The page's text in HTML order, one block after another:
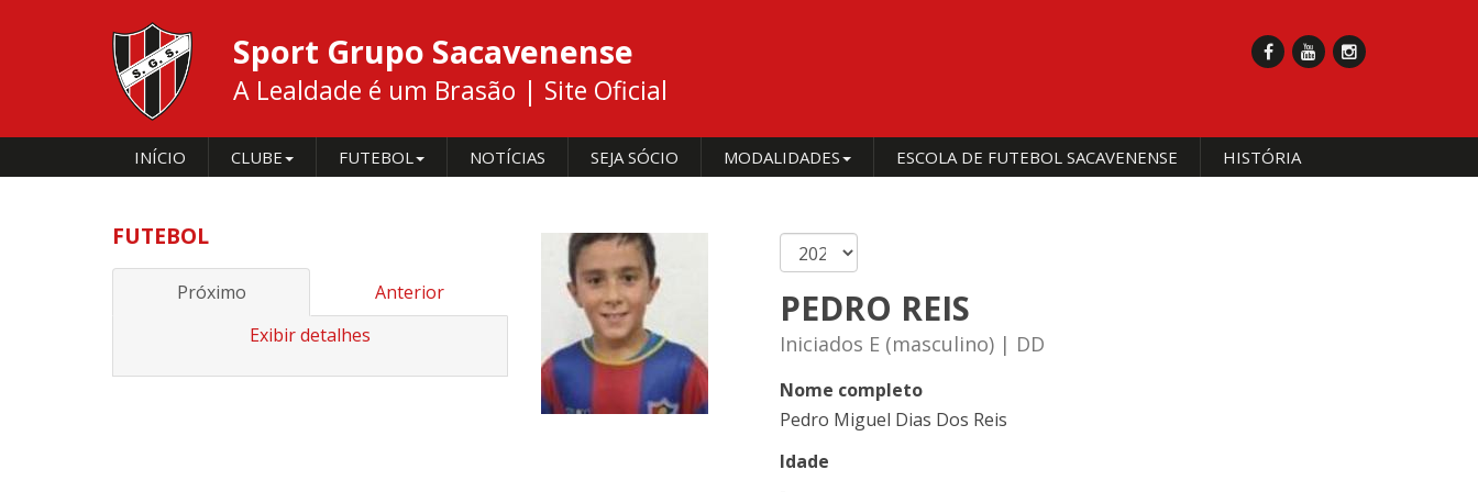
Sport Grupo Sacavenense
A Lealdade é um Brasão | Site Oficial
INÍCIO CLUBE FUTEBOL NOTÍCIAS SEJA SÓCIO MODALIDADES ESCOLA DE FUTEBOL SACAVENENSE HISTÓRIA
FUTEBOL
Próximo
Anterior
Exibir detalhes
PEDRO REIS
Iniciados E (masculino) | DD
Nome completo
Pedro Miguel Dias Dos Reis
Idade